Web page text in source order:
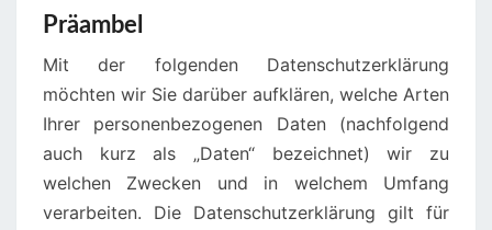
Präambel
Mit der folgenden Datenschutzerklärung
möchten wir Sie darüber aufklären, welche Arten
Ihrer personenbezogenen Daten (nachfolgend
auch kurz als „Daten“ bezeichnet) wir zu
welchen Zwecken und in welchem Umfang
verarbeiten. Die Datenschutzerklärung gilt für